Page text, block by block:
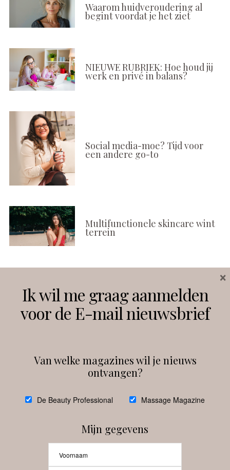
Waarom huidveroudering al
begint voordat je het ziet
NIEUWE RUBRIEK: Hoe houd jij
werk en privé in balans?
Social media-moe? Tijd voor
een andere go-to
Multifunctionele skincare wint
terrein
Instagram Facebook
debeautyprofessional
Ik wil me graag aanmelden
voor de E-mail nieuwsbrief
Van welke magazines wil je nieuws
ontvangen?
De Beauty Professional Massage Magazine
Mijn gegevens
×